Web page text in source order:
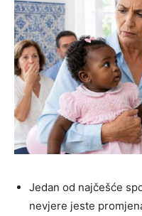
Jedan od najčešće
nevjere jeste